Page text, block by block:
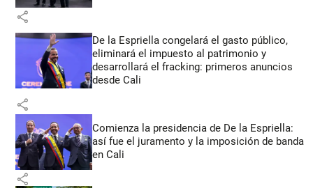
share
De la Espriella congelará el gasto público,
eliminará el impuesto al patrimonio y
desarrollará el fracking: primeros anuncios
desde Cali
share
Comienza la presidencia de De la Espriella:
así fue el juramento y la imposición de banda
en Cali
share